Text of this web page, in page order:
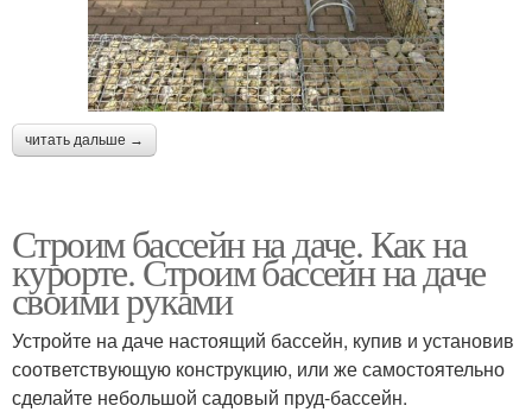
читать дальше →
Строим бассейн на даче. Как на
курорте. Строим бассейн на даче
своими руками
Устройте на даче настоящий бассейн, купив и установив
соответствующую конструкцию, или же самостоятельно
сделайте небольшой садовый пруд-бассейн.